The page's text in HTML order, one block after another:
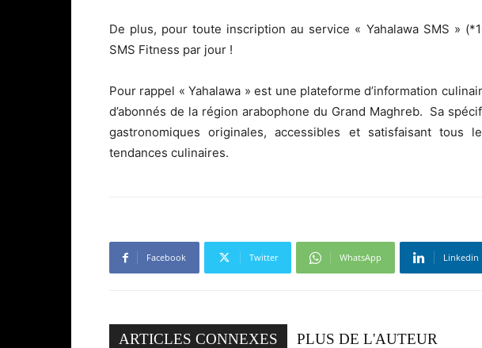
De plus, pour toute inscription au service « Yahalawa SMS »
SMS Fitness par jour !
Pour rappel « Yahalawa » est une plateforme d’information
d’abonnés de la région arabophone du Grand Maghreb. Sa
gastronomiques originales, accessibles et satisfaisant tous
tendances culinaires.
Facebook Twitter WhatsApp Linkedin
ARTICLES CONNEXES PLUS DE L'AUTEUR